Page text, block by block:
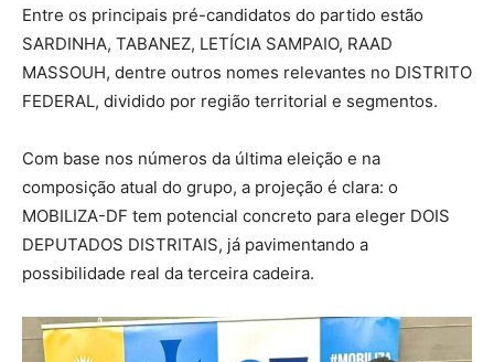
Entre os principais pré-candidatos do partido estão
SARDINHA, TABANEZ, LETÍCIA SAMPAIO, RAAD
MASSOUH, dentre outros nomes relevantes no DISTRITO
FEDERAL, dividido por região territorial e segmentos.
Com base nos números da última eleição e na
composição atual do grupo, a projeção é clara: o
MOBILIZA-DF tem potencial concreto para eleger DOIS
DEPUTADOS DISTRITAIS, já pavimentando a
possibilidade real da terceira cadeira.